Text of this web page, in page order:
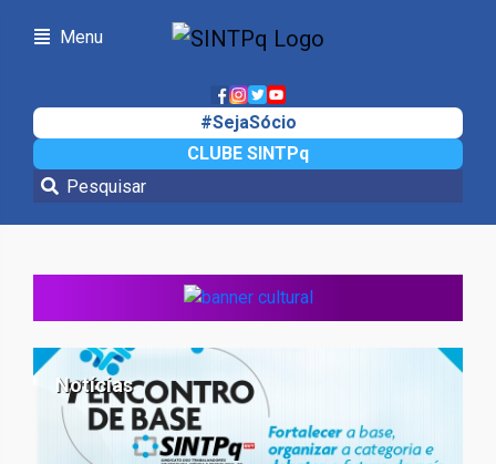
Menu
#SejaSócio
CLUBE SINTPq
Notícias